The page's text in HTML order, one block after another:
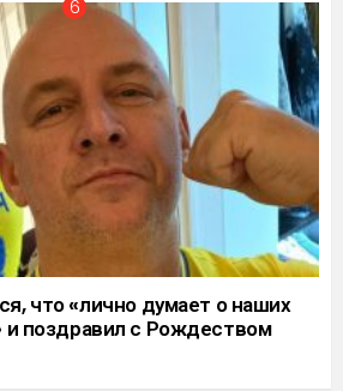
что «лично думает о наших
и поздравил с Рождеством